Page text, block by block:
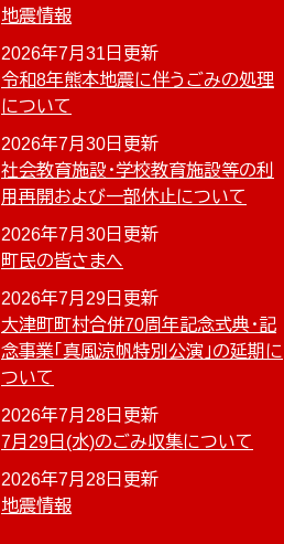
地震情報
2026年7月31日更新
令和8年熊本地震に伴うごみの処理
について
2026年7月30日更新
社会教育施設・学校教育施設等の利
用再開および一部休止について
2026年7月30日更新
町民の皆さまへ
2026年7月29日更新
大津町町村合併70周年記念式典・記
念事業「真風涼帆特別公演」の延期に
ついて
2026年7月28日更新
7月29日(水)のごみ収集について
2026年7月28日更新
地震情報